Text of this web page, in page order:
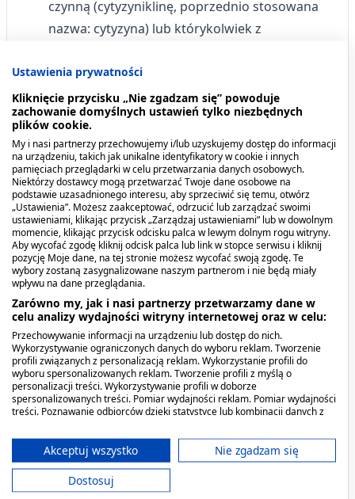
czynną (cytyzyniklinę, poprzednio stosowana
nazwa: cytyzyna) lub którykolwiek z
w przypadku niestabilnej dławicy piersiowej;
w przypadku przebytego niedawno zawału
mięśnia sercowego;
w przypadku klinicznie istotnych zaburzeń
rytmu serca;
w przypadku niedawno przebytego udaru
mózgu;
w okresie ciąży i karmienia piersią.
Działania niepożądane i skutki
uboczne
Podobnie jak inne leki, Desmoxan może
wywoływać działania niepożądane, które nie
występują u wszystkich pacjentów.
Następujące działania niepożądane mogą
wystąpić z określoną poniżej częstotliwością:
Bardzo częste– występujące u więcej niż 1 na 10
Ustawienia prywatności
Kliknięcie przycisku „Nie zgadzam się” powoduje
zachowanie domyślnych ustawień tylko niezbędnych
plików cookie.
My i nasi partnerzy przechowujemy i/lub uzyskujemy dostęp do informacji
na urządzeniu, takich jak unikalne identyfikatory w cookie i innych
pamięciach przeglądarki w celu przetwarzania danych osobowych.
Niektórzy dostawcy mogą przetwarzać Twoje dane osobowe na
podstawie uzasadnionego interesu, aby sprzeciwić się temu, otwórz
„Ustawienia”. Możesz zaakceptować, odrzucić lub zarządzać swoimi
ustawieniami, klikając przycisk „Zarządzaj ustawieniami” lub w dowolnym
momencie, klikając przycisk odcisku palca w lewym dolnym rogu witryny.
Aby wycofać zgodę kliknij odcisk palca lub link w stopce serwisu i kliknij
pozycję Moje dane, na tej stronie możesz wycofać swoją zgodę. Te
wybory zostaną zasygnalizowane naszym partnerom i nie będą miały
wpływu na dane przeglądania.
Zarówno my, jak i nasi partnerzy przetwarzamy dane w
celu analizy wydajności witryny internetowej oraz w celu:
Przechowywanie informacji na urządzeniu lub dostęp do nich.
Wykorzystywanie ograniczonych danych do wyboru reklam. Tworzenie
profili związanych z personalizacją reklam. Wykorzystanie profili do
wyboru spersonalizowanych reklam. Tworzenie profili z myślą o
personalizacji treści. Wykorzystywanie profili w doborze
spersonalizowanych treści. Pomiar wydajności reklam. Pomiar wydajności
treści. Poznawanie odbiorców dzięki statystyce lub kombinacji danych z
ograniczonych danych do wyboru treści.
Dane mogą być udostępniane poza Unię Europejską i wysyłane do USA.
Twoja zgoda i polityka cookie dotyczą wyłącznie tej witryny/aplikacji.
Wyświetl listę partnerów (11 dostawców IAB)
Akceptuj wszystko
Nie zgadzam się
Dostosuj